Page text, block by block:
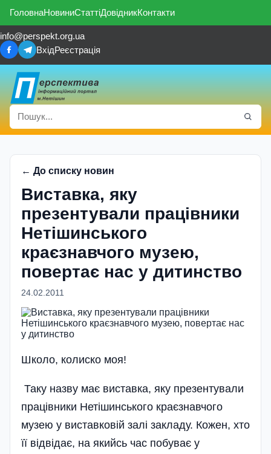
ГоловнаНовиниСтаттіДовідникКонтакти
info@perspekt.org.ua
ВхідРеєстрація
← До списку новин
Виставка, яку
презентували працівники
Нетішинського
краєзнавчого музею,
повертає нас у дитинство
24.02.2011
Школо, колиско моя!
Таку назву має виставка, яку презентували
працівники Нетішинського краєзнавчого
музею у виставковій залі закладу. Кожен, хто
її відвідає, на якийсь час побуває у